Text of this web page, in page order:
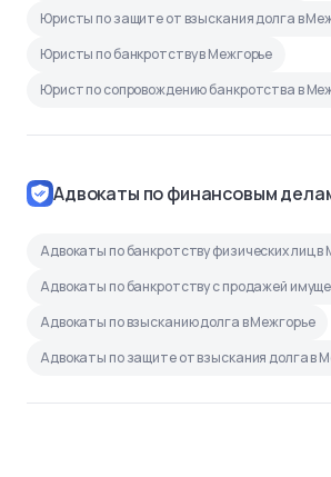
Юристы по защите от взыскания долга в
Юристы по банкротству в Межгорье
Юрист по сопровождению банкротства в
Адвокаты по финансовым
Адвокаты по банкротству физических лиц в
Адвокаты по банкротству с продажей
Адвокаты по взысканию долга в Межгорье
Адвокаты по защите от взыскания долга в